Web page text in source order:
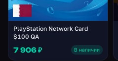
PlayStation Network Card
$100 QA
7 906 ₽ В наличии